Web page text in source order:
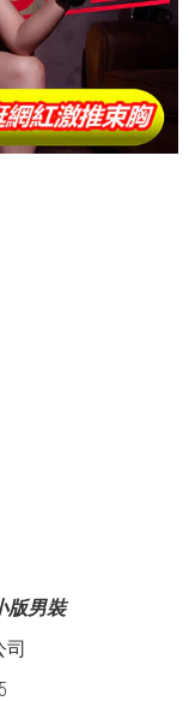
版男裝
司